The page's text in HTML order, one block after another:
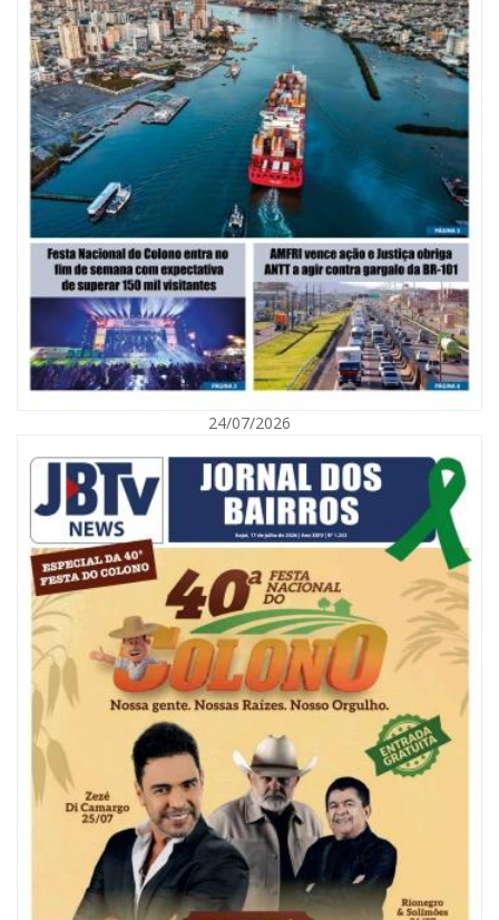
08/08/2026 | 07:00
Saúde de BC abre inscrições para Oficina Regional de Qualidade em
Vigilância Sanitária
PENHA
08/08/2026 | 07:00
Reservatórios de Penha são higienizados com ajuda de mergulhadores e
sem interrupção no abastecimento
24/07/2026